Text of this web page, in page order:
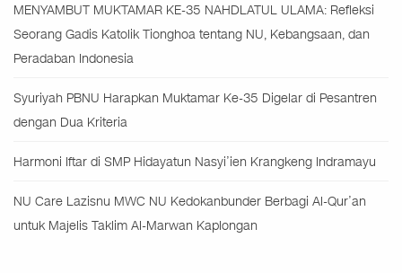
MENYAMBUT MUKTAMAR KE-35 NAHDLATUL ULAMA: Refleksi
Seorang Gadis Katolik Tionghoa tentang NU, Kebangsaan, dan
Peradaban Indonesia
Syuriyah PBNU Harapkan Muktamar Ke-35 Digelar di Pesantren
dengan Dua Kriteria
Harmoni Iftar di SMP Hidayatun Nasyi’ien Krangkeng Indramayu
NU Care Lazisnu MWC NU Kedokanbunder Berbagi Al-Qur’an
untuk Majelis Taklim Al-Marwan Kaplongan